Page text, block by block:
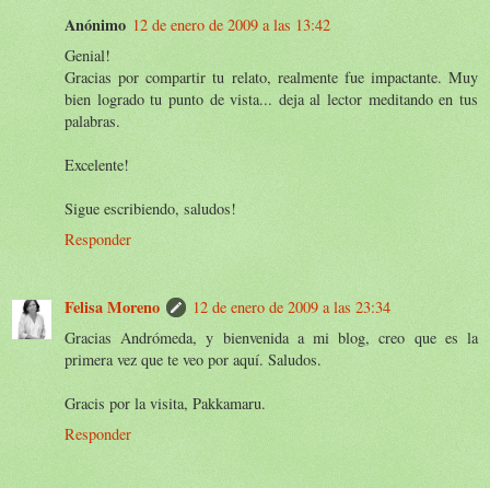
Anónimo 12 de enero de 2009 a las 13:42
Genial!
Gracias por compartir tu relato, realmente fue impactante. Muy
bien logrado tu punto de vista... deja al lector meditando en tus
palabras.
Excelente!
Sigue escribiendo, saludos!
Responder
Felisa Moreno
12 de enero de 2009 a las 23:34
Gracias Andrómeda, y bienvenida a mi blog, creo que es la
primera vez que te veo por aquí. Saludos.
Gracis por la visita, Pakkamaru.
Responder